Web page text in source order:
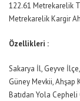
122.61 Metrekarelik
Metrekarelik Kargir
Özellikleri :
Sakarya İl, Geyve
Güney Mevkii, Ahşap
Batıdan Yola